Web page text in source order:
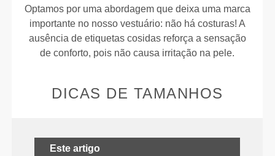
Optamos por uma abordagem que deixa uma marca
importante no nosso vestuário: não há costuras! A
ausência de etiquetas cosidas reforça a sensação
de conforto, pois não causa irritação na pele.
DICAS DE TAMANHOS
Este artigo